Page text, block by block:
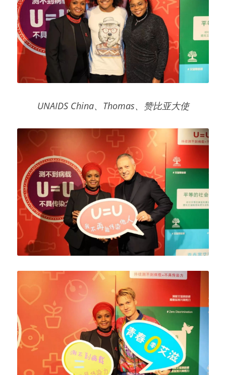
UNAIDS China、Thomas、赞比亚大使